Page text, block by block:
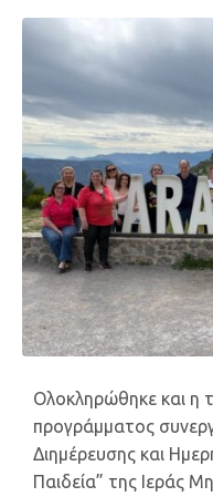
Ολοκληρώθηκε και η
προγράμματος
Διημέρευσης και
Παιδεία” της Ιεράς